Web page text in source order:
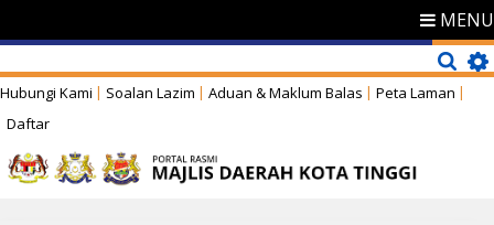
MENU
Hubungi Kami Soalan Lazim Aduan & Maklum Balas
Peta Laman
Daftar